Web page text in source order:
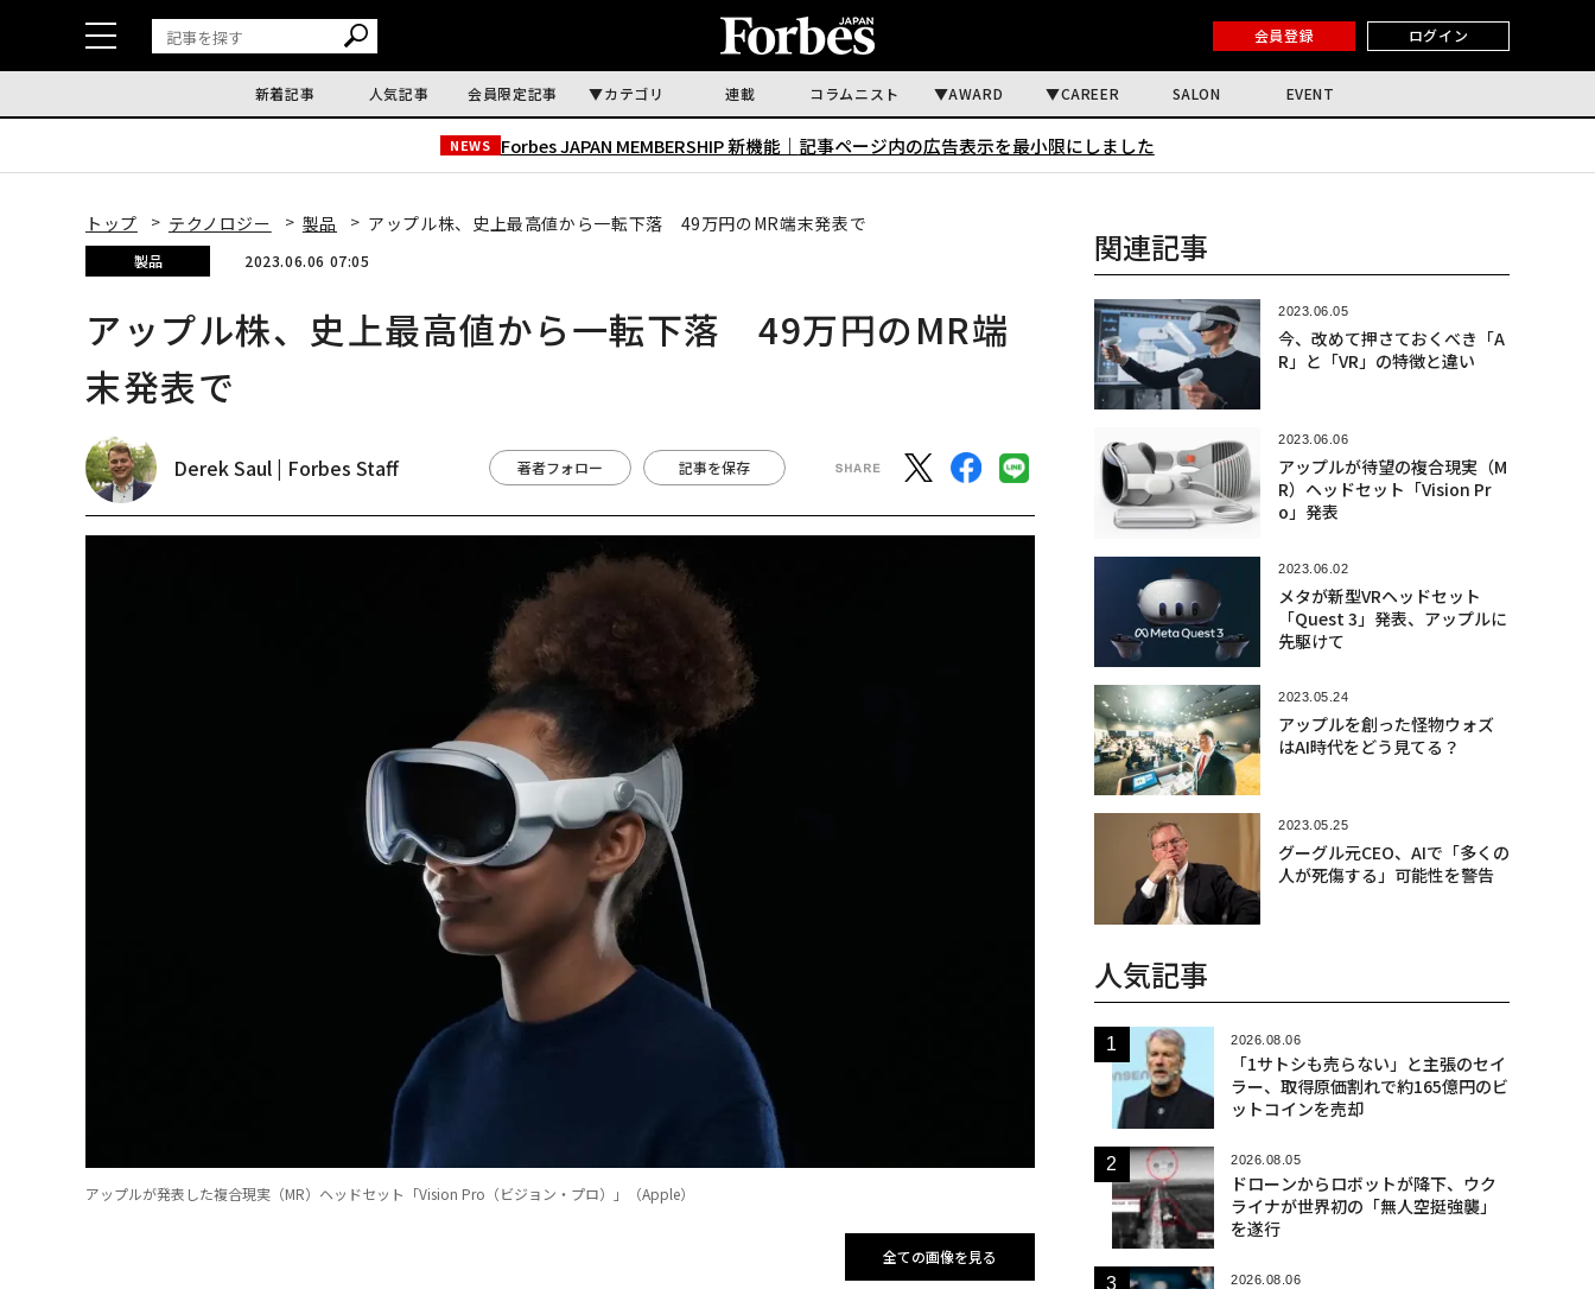
会員登録 ログイン
新着記事 人気記事 会員限定記事 カテゴリ 連載 コラムニスト AWARD CAREER SALON EVENT
NEWS Forbes JAPAN MEMBERSHIP 新機能｜ 記事ページ内の広告表示を最小限にしました
トップ テクノロジー 製品 アップル株、史上最高値から一転下落 49万円のMR端末発表で
製品 2023.06.06 07:05
アップル株、史上最高値から一転下落 49万円のMR端
末発表で
Derek Saul | Forbes Staff 著者フォロー 記事を保存
アップルが発表した複合現実（MR）ヘッドセット「Vision Pro（ビジョン・プロ）」（Apple）
全ての画像を見る
関連記事
2023.06.05
今、改めて押さておくべき「A
R」と「VR」の特徴と違い
2023.06.06
アップルが待望の複合現実（M
R）ヘッドセット「Vision Pr
o」発表
2023.06.02
メタが新型VRヘッドセット
「Quest 3」発表、アップルに
先駆けて
2023.05.24
アップルを創った怪物ウォズ
はAI時代をどう見てる？
2023.05.25
グーグル元CEO、AIで「多くの
人が死傷する」可能性を警告
人気記事
2026.08.06
「1サトシも売らない」と主張のセイ
ラー、取得原価割れで約165億円のビ
ットコインを売却
2026.08.05
ドローンからロボットが降下、ウク
ライナが世界初の「無人空挺強襲」
を遂行
2026.08.06